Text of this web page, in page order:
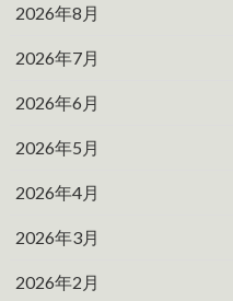
2026年8月
2026年7月
2026年6月
2026年5月
2026年4月
2026年3月
2026年2月